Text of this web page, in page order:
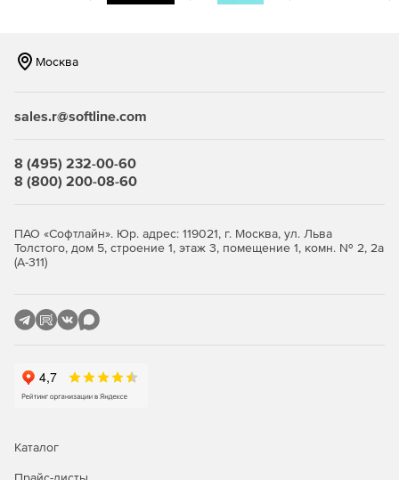
обеспечивающая дополнительный уровень
Интеграция с SIEM-системами для мониторинга и
Поддержка мобильных платформ (iOS, Android) и
операционных систем Windows, Mac, Linux.
Gateway.
Преимущества для бизнеса
Решение помогает компаниям повысить уровень защиты
данных и сохранить конфиденциальность бизнес-
подозрительные операции и предотвращать утечки.
Москва
sales.r@softline.com
8 (495) 232-00-60
8 (800) 200-08-60
ПАО «Софтлайн». Юр. адрес: 119021, г. Москва, ул. Льва
Толстого, дом 5, строение 1, этаж 3, помещение 1, комн. № 2, 2а
(А-311)
Каталог